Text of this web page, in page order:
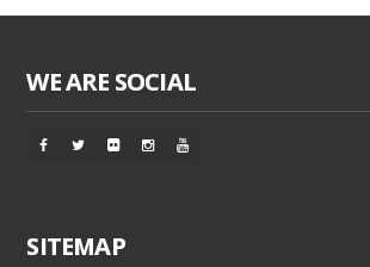
WE ARE SOCIAL
SITEMAP